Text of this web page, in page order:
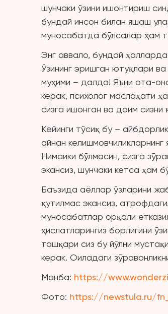
шунчаки ўзини ишонтириш
бундай инсон билан яшаш
муносабатда бўлсалар ҳам
Энг аввало, бундай
Ўзининг эришган ютуқлари
муҳими – далда! Яъни ота-
керак, психолог маслаҳати
сизга ишонган ва доим
Кейинги тўсиқ бу –
айнан келишмовчиликларнинг
Нимаики бўлмасин, сизга
экансиз, шунчаки кетса ҳам
Баъзида аёллар ўзларини
қутилмас экансиз,
муносабатлар орқали
ҳислатларингиз борлигини
ташқари сиз бу йўлни
керак. Оиладаги
Манба: https://
Фото: https://newstula.ru/